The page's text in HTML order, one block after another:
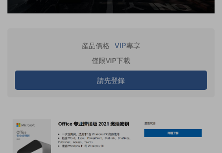
産品價格 VIP專享
僅限VIP下載
請先登錄